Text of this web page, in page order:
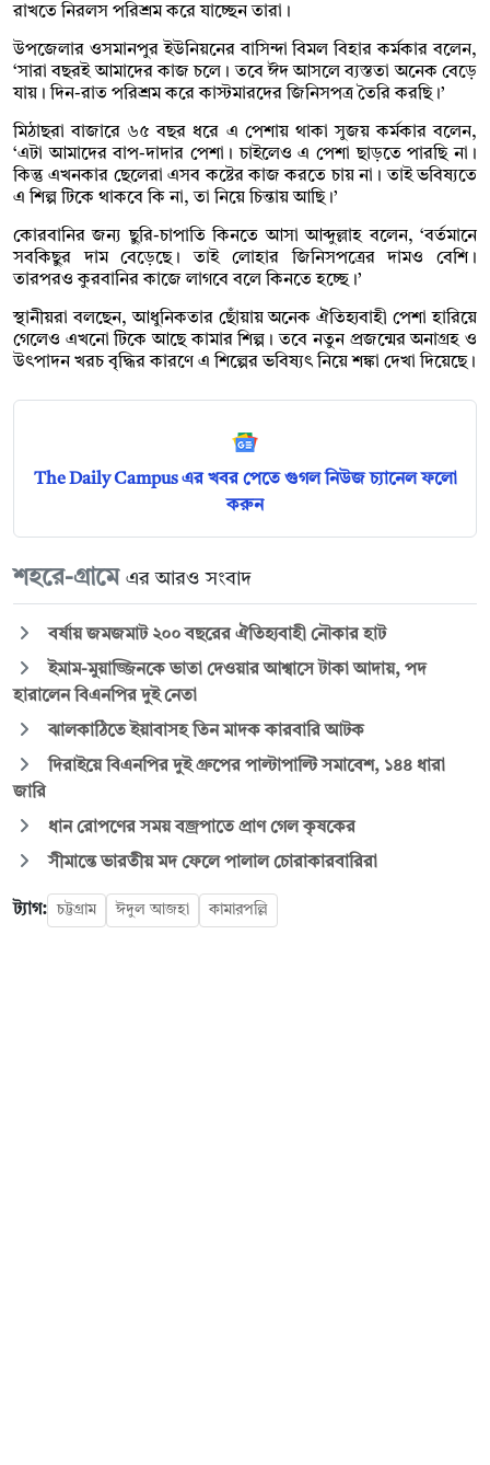
রাখতে নিরলস পরিশ্রম করে যাচ্ছেন তারা।
উপজেলার ওসমানপুর ইউনিয়নের বাসিন্দা বিমল বিহার কর্মকার বলেন,
‘সারা বছরই আমাদের কাজ চলে। তবে ঈদ আসলে ব্যস্ততা অনেক বেড়ে
যায়। দিন-রাত পরিশ্রম করে কাস্টমারদের জিনিসপত্র তৈরি করছি।’
মিঠাছরা বাজারে ৬৫ বছর ধরে এ পেশায় থাকা সুজয় কর্মকার বলেন,
‘এটা আমাদের বাপ-দাদার পেশা। চাইলেও এ পেশা ছাড়তে পারছি না।
কিন্তু এখনকার ছেলেরা এসব কষ্টের কাজ করতে চায় না। তাই ভবিষ্যতে
এ শিল্প টিকে থাকবে কি না, তা নিয়ে চিন্তায় আছি।’
কোরবানির জন্য ছুরি-চাপাতি কিনতে আসা আব্দুল্লাহ বলেন, ‘বর্তমানে
সবকিছুর দাম বেড়েছে। তাই লোহার জিনিসপত্রের দামও বেশি।
তারপরও কুরবানির কাজে লাগবে বলে কিনতে হচ্ছে।’
স্থানীয়রা বলছেন, আধুনিকতার ছোঁয়ায় অনেক ঐতিহ্যবাহী পেশা হারিয়ে
গেলেও এখনো টিকে আছে কামার শিল্প। তবে নতুন প্রজন্মের অনাগ্রহ ও
উৎপাদন খরচ বৃদ্ধির কারণে এ শিল্পের ভবিষ্যৎ নিয়ে শঙ্কা দেখা দিয়েছে।
The Daily Campus এর খবর পেতে গুগল নিউজ চ্যানেল ফলো
করুন
শহরে-গ্রামে এর আরও সংবাদ
বর্ষায় জমজমাট ২০০ বছরের ঐতিহ্যবাহী নৌকার হাট
ইমাম-মুয়াজ্জিনকে ভাতা দেওয়ার আশ্বাসে টাকা আদায়, পদ
হারালেন বিএনপির দুই নেতা
ঝালকাঠিতে ইয়াবাসহ তিন মাদক কারবারি আটক
দিরাইয়ে বিএনপির দুই গ্রুপের পাল্টাপাল্টি সমাবেশ, ১৪৪ ধারা
জারি
ধান রোপণের সময় বজ্রপাতে প্রাণ গেল কৃষকের
সীমান্তে ভারতীয় মদ ফেলে পালাল চোরাকারবারিরা
ট্যাগ: চট্টগ্রাম ঈদুল আজহা কামারপল্লি